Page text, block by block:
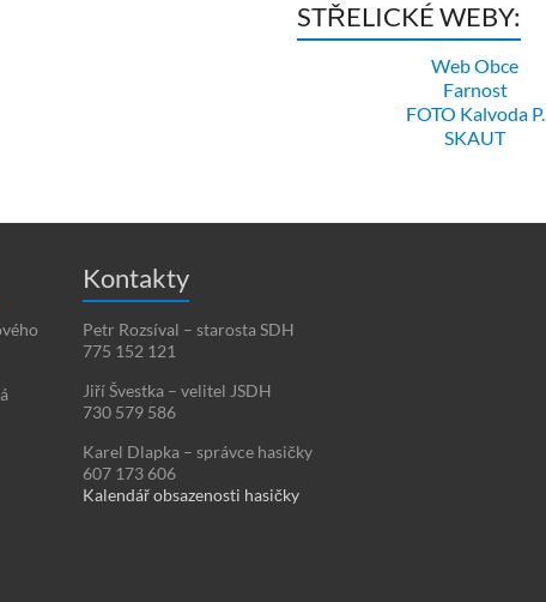
STŘELICKÉ WEBY:
Web Obce
Farnost
FOTO Kalvoda P.
SKAUT
Kontakty
Petr Rozsíval – starosta SDH
775 152 121
Jiří Švestka – velitel JSDH
730 579 586
Karel Dlapka – správce hasičky
607 173 606
Kalendář obsazenosti hasičky